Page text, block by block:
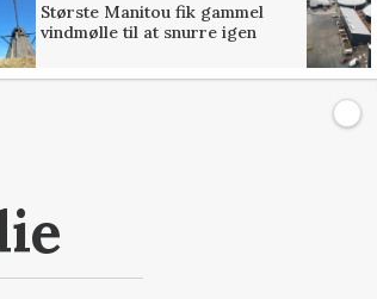
Største Manitou fik gammel
vindmølle til at snurre igen